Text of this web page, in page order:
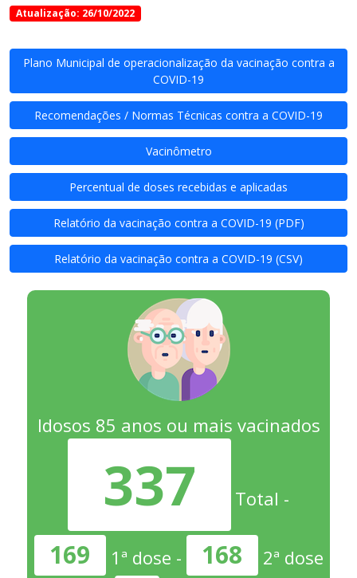
Atualização: 26/10/2022
Plano Municipal de operacionalização da vacinação contra a
COVID-19
Recomendações / Normas Técnicas contra a COVID-19
Vacinômetro
Percentual de doses recebidas e aplicadas
Relatório da vacinação contra a COVID-19 (PDF)
Relatório da vacinação contra a COVID-19 (CSV)
Idosos 85 anos ou mais vacinados
337 Total -
169 1ª dose - 168
2ª dose